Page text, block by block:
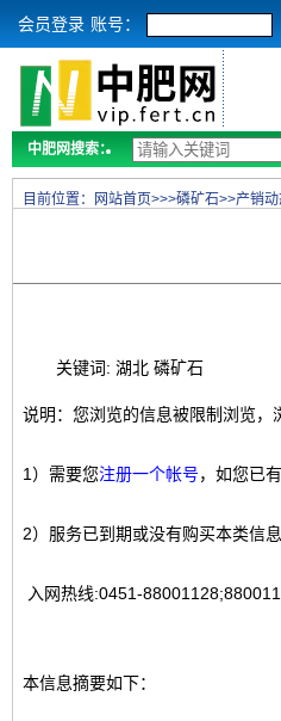
会员登录 账号：
中肥网搜索：
目前位置： 网站首页>>>磷矿石>>产销
关键词: 湖北 磷矿石
说明：您浏览的信息被限制浏览，
1）需要您注册一个帐号，如您已
2）服务已到期或没有购买本类信息
入网热线:0451-
本信息摘要如下：